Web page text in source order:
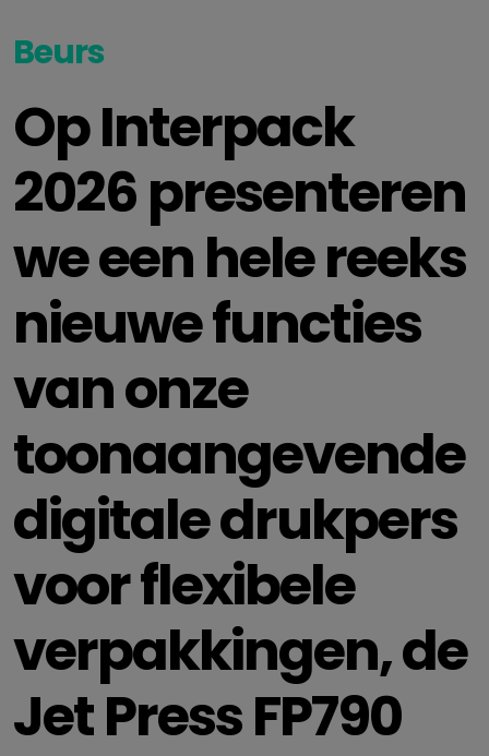
Beurs
Op Interpack
2026 presenteren
we een hele reeks
nieuwe functies
van onze
toonaangevende
digitale drukpers
voor flexibele
verpakkingen, de
Jet Press FP790